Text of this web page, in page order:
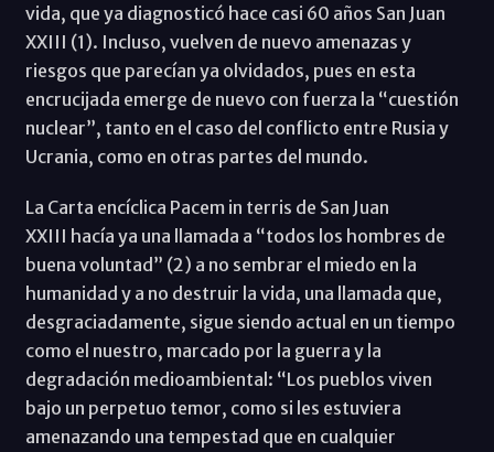
vida, que ya diagnosticó hace casi 60 años San Juan
XXIII (1). Incluso, vuelven de nuevo amenazas y
riesgos que parecían ya olvidados, pues en esta
encrucijada emerge de nuevo con fuerza la “cuestión
nuclear”, tanto en el caso del conflicto entre Rusia y
Ucrania, como en otras partes del mundo.
La Carta encíclica Pacem in terris de San Juan
XXIII hacía ya una llamada a “todos los hombres de
buena voluntad” (2) a no sembrar el miedo en la
humanidad y a no destruir la vida, una llamada que,
desgraciadamente, sigue siendo actual en un tiempo
como el nuestro, marcado por la guerra y la
degradación medioambiental: “Los pueblos viven
bajo un perpetuo temor, como si les estuviera
amenazando una tempestad que en cualquier